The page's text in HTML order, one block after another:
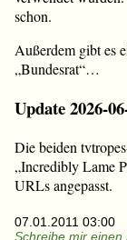
schon.
Außerdem gibt es
„Bundesrat“…
Update 2026-
Die beiden
„Incredibly Lame
URLs angepasst.
07.01.2011 03:00
Schreibe mir